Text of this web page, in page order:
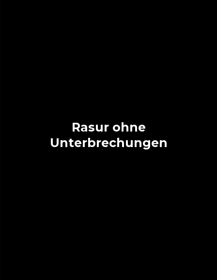
Rasur ohne
Unterbrechungen